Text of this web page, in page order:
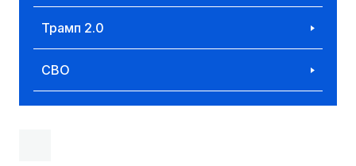
Трамп 2.0
СВО